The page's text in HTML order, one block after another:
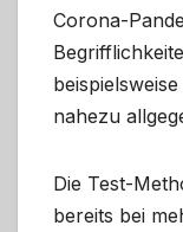
Corona-
nahezu
Die Test-
bereits bei